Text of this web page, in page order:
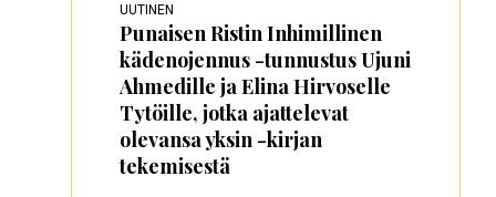
UUTINEN
Punaisen Ristin Inhimillinen
kädenojennus -tunnustus Ujuni
Ahmedille ja Elina Hirvoselle
Tytöille, jotka ajattelevat
olevansa yksin -kirjan
tekemisestä